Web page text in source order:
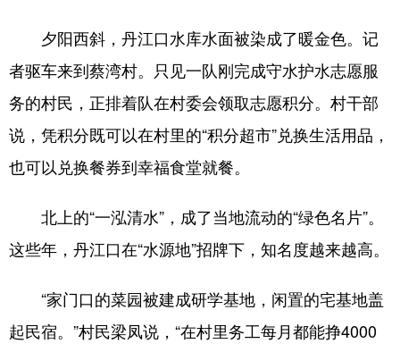
夕阳西斜，丹江口水库水面被染成了暖金色。记
者驱车来到蔡湾村。只见一队刚完成守水护水志愿服
务的村民，正排着队在村委会领取志愿积分。村干部
说，凭积分既可以在村里的“积分超市”兑换生活用品，
也可以兑换餐券到幸福食堂就餐。
北上的“一泓清水”，成了当地流动的“绿色名片”。
这些年，丹江口在“水源地”招牌下，知名度越来越高。
“家门口的菜园被建成研学基地，闲置的宅基地盖
起民宿。”村民梁凤说，“在村里务工每月都能挣4000